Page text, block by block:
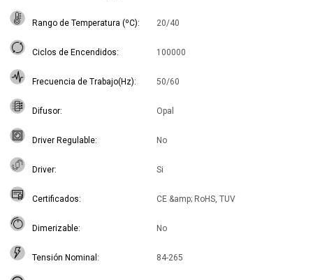
Rango de Temperatura (ºC) 20/40
Ciclos de Encendidos 100000
Frecuencia de Trabajo(Hz) 50/60
Difusor Opal
Driver Regulable No
Driver Si
Certificados CE &amp; RoHS, TUV
Dimerizable No
Tensión Nominal 84-265